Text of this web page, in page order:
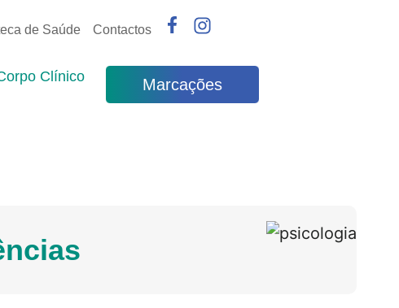
de Saúde Contactos
Clínico Marcações